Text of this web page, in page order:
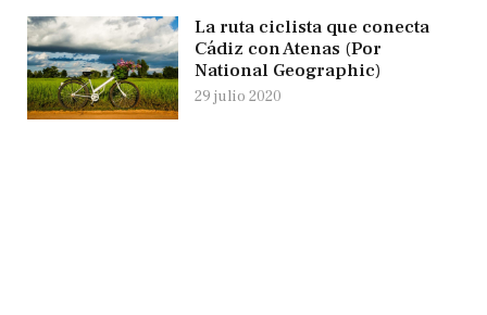
La ruta ciclista que conecta
Cádiz con Atenas (Por
National Geographic)
29 julio 2020